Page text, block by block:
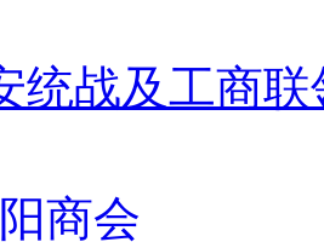
统战及工商